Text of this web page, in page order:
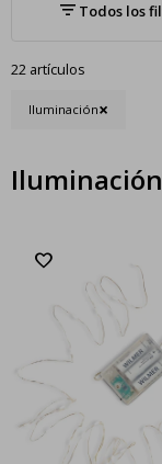
22 artículos
Iluminación
Iluminación